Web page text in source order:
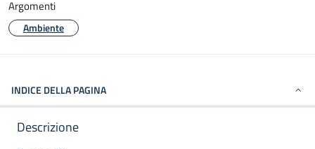
Argomenti
Ambiente
INDICE DELLA PAGINA
Descrizione